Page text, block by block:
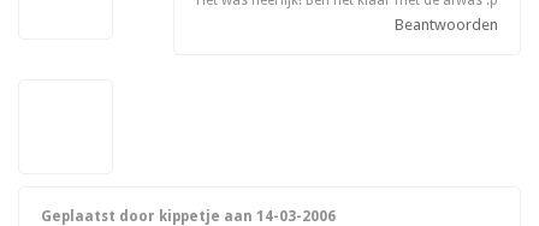
Beantwoorden
Geplaatst door kippetje aan14-03-2006